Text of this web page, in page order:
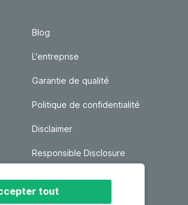
tout
Blog
L'entreprise
Garantie de qualité
Politique de confidentialité
Disclaimer
Responsible Disclosure